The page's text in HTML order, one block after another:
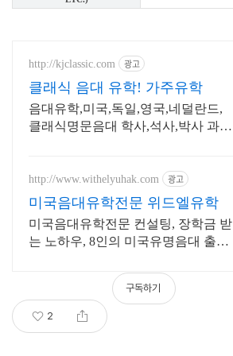
http://kjclassic.com 광고
클래식 음대 유학! 가주유학
음대유학,미국,독일,영국,네덜란드,
클래식명문음대 학사,석사,박사 과정
http://www.withelyuhak.com 광고
미국음대유학전문 위드엘유학
미국음대유학전문 컨설팅, 장학금 받
는 노하우, 8인의 미국유명음대 출신
2
구독하기